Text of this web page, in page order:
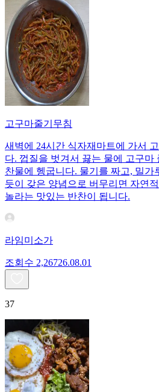
고구마줄기무침
새벽에 24시간 식자재마트에 가서
다. 껍질을 벗겨서 끓는 물에 고구마
찬물에 헹굽니다. 물기를 짜고, 밀가
듯이 갖은 양념으로 버무리면 자연
놀라는 맛있는 반찬이 됩니다.
라임미소가
조회수 2,26726.08.01
37